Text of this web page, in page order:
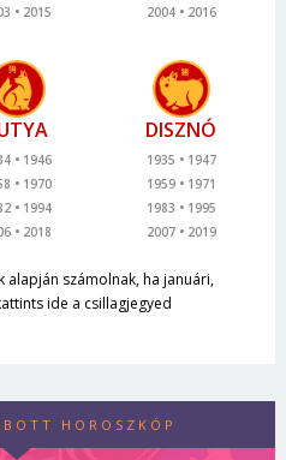
2015 2004 2016
1946
1970
1994
2018
DISZNÓ
1935
1947
1959
1971
1983
1995
2007
2019
számolnak, ha januári,
ide a csillagjegyed
HOROSZKÓP